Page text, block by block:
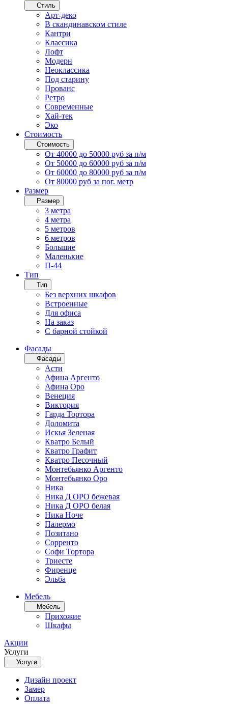
Стиль
Арт-деко
В скандинавском стиле
Кантри
Классика
Лофт
Модерн
Неоклассика
Под старину
Прованс
Ретро
Современные
Хай-тек
Эко
Стоимость
Стоимость
От 40000 до 50000 руб за п/м
От 50000 до 60000 руб за п/м
От 60000 до 80000 руб за п/м
От 80000 руб за пог. метр
Размер
Размер
3 метра
4 метра
5 метров
6 метров
Большие
Маленькие
П-44
Тип
Тип
Без верхних шкафов
Встроенные
Для офиса
На заказ
С барной стойкой
Фасады
Фасады
Асти
Афина Аргенто
Афина Оро
Венеция
Виктория
Гарда Тортора
Доломита
Искья Зеленая
Кватро Белый
Кватро Графит
Кватро Песочный
Монтебьянко Аргенто
Монтебьянко Оро
Ника
Ника Д ОРО бежевая
Ника Д ОРО белая
Ника Ноче
Палермо
Позитано
Сорренто
Софи Тортора
Триесте
Фиренце
Эльба
Мебель
Мебель
Прихожие
Шкафы
Акции
Услуги
Услуги
Дизайн проект
Замер
Оплата